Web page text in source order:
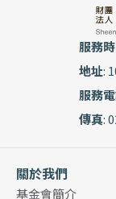
服務
地址:
服務
傳真:
關於我們
基金會簡介